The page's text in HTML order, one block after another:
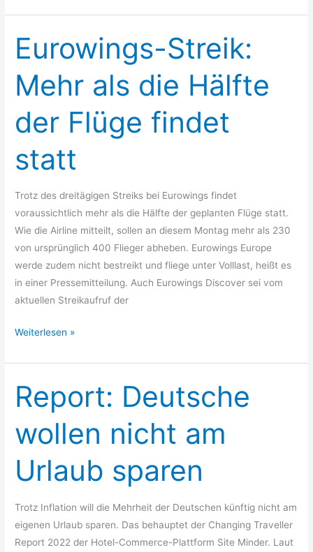
Eurowings-Streik:
Mehr als die Hälfte
der Flüge findet
statt
Trotz des dreitägigen Streiks bei Eurowings findet
voraussichtlich mehr als die Hälfte der geplanten Flüge statt.
Wie die Airline mitteilt, sollen an diesem Montag mehr als 230
von ursprünglich 400 Flieger abheben. Eurowings Europe
werde zudem nicht bestreikt und fliege unter Volllast, heißt es
in einer Pressemitteilung. Auch Eurowings Discover sei vom
aktuellen Streikaufruf der
Eurowings-
Streik:
Mehr
als
Hälfte
Flüge
statt
Weiterlesen »
Report: Deutsche
wollen nicht am
Urlaub sparen
Trotz Inflation will die Mehrheit der Deutschen künftig nicht am
eigenen Urlaub sparen. Das behauptet der Changing Traveller
Report 2022 der Hotel-Commerce-Plattform Site Minder. Laut
Report:
Deutsche
nicht
Urlaub